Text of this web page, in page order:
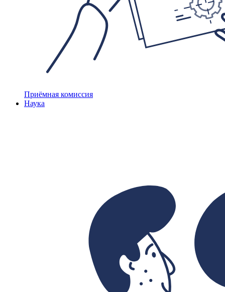
Приёмная комиссия
Наука